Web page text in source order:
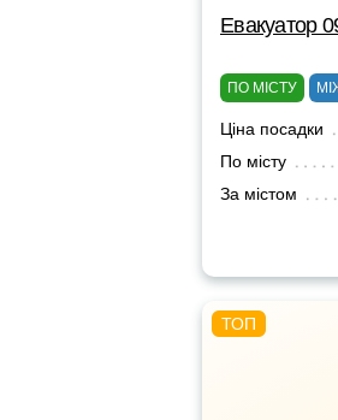
Евакуатор
ПО МІСТУ
Ціна посадки
По місту
За містом